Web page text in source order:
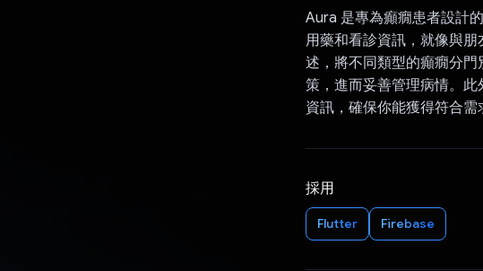
Aura 是專為癲癇患者設計
用藥和看診資訊，就像與
述，將不同類型的癲癇分
策，進而妥善管理病情。
資訊，確保你能獲得符合需
採用
Flutter Firebase